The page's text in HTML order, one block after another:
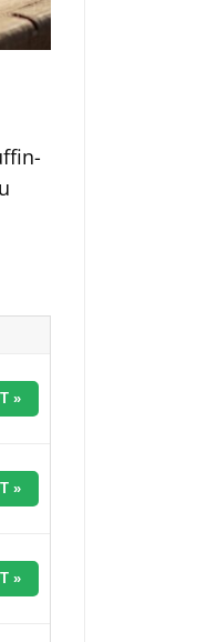
»
»
»